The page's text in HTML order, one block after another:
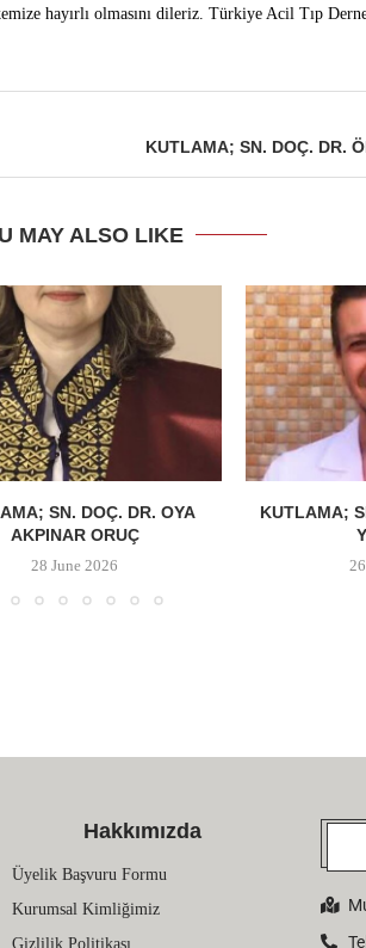
hayırlı olmasını dileriz. Türkiye Acil Tıp
KUTLAMA; SN. DOÇ. DR.
MAY ALSO LIKE
SN. DOÇ. DR. OYA
AKPINAR ORUÇ
28 June 2026
KUTLAMA;
Hakkımızda
Üyelik Başvuru Formu
Kurumsal Kimliğimiz
Gizlilik Politikası